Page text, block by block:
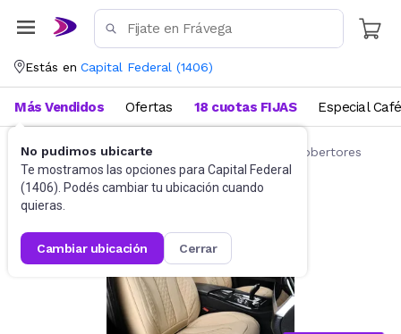
Estás en Capital Federal (1406)
No pudimos ubicarte
Te mostramos las opciones para Capital Federal
(1406). Podés cambiar tu ubicación cuando
quieras.
cambiar ubicación cerrar
Más Vendidos Ofertas 18 cuotas FIJAS Especial Café
Accesorios para autos y motos Fundas y cobertores